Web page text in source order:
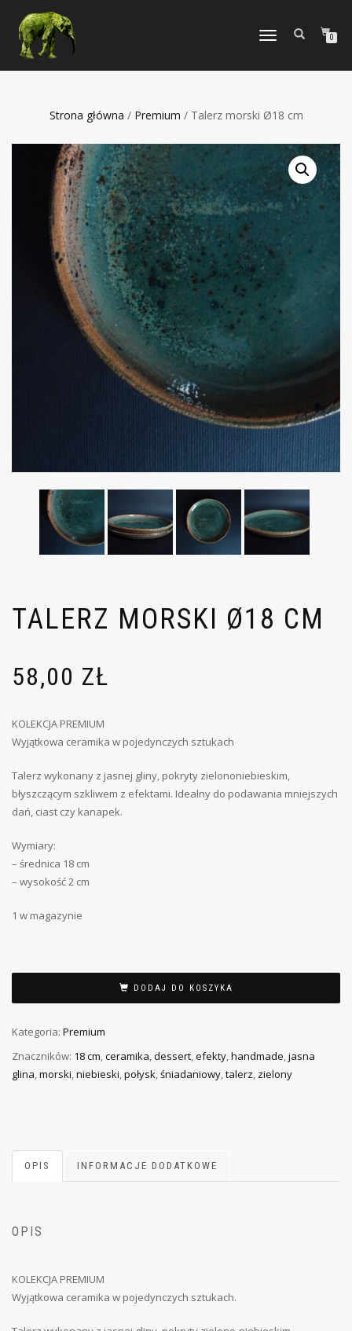
TOGGLE
0
Strona główna / Premium / Talerz morski Ø18 cm
TALERZ MORSKI Ø18 CM
58,00 ZŁ
KOLEKCJA PREMIUM
Wyjątkowa ceramika w pojedynczych sztukach
Talerz wykonany z jasnej gliny, pokryty zielononiebieskim,
błyszczącym szkliwem z efektami. Idealny do podawania mniejszych
dań, ciast czy kanapek.
Wymiary:
– średnica 18 cm
– wysokość 2 cm
1 w magazynie
DODAJ DO KOSZYKA
Kategoria: Premium
Znaczników: 18 cm,ceramika,dessert,efekty,handmade,jasna
glina,morski,niebieski,połysk,śniadaniowy,talerz, zielony
OPIS INFORMACJE DODATKOWE
OPIS
KOLEKCJA PREMIUM
Wyjątkowa ceramika w pojedynczych sztukach.